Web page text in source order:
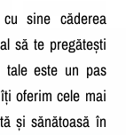
sine căderea
să te pregătești
tale este un pas
oferim cele mai
și sănătoasă în